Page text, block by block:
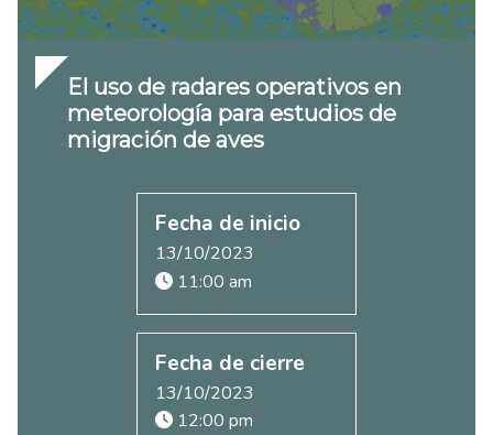
El uso de radares operativos en
meteorología para estudios de
migración de aves
Fecha de inicio
13/10/2023
11:00 am
Fecha de cierre
13/10/2023
12:00 pm